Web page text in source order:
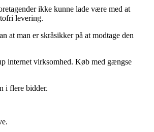
ikke kunne lade være med at
levering.
at man er skråsikker på at modtage den
internet virksomhed. Køb med gængse
i flere bidder.